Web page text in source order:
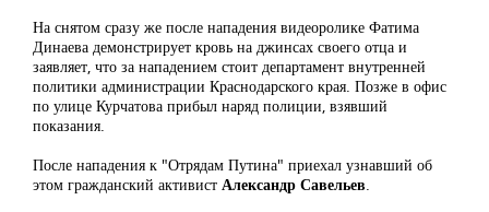
На снятом сразу же после нападения видеоролике Фатима
Динаева демонстрирует кровь на джинсах своего отца и
заявляет, что за нападением стоит департамент внутренней
политики администрации Краснодарского края. Позже в офис
по улице Курчатова прибыл наряд полиции, взявший
показания.
После нападения к "Отрядам Путина" приехал узнавший об
этом гражданский активист Александр Савельев.